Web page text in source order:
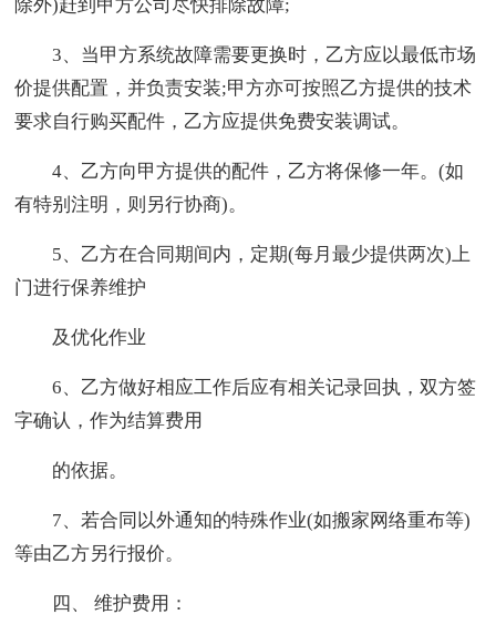
除外)赶到甲方公司尽快排除故障;
3、当甲方系统故障需要更换时，乙方应以最低市场
价提供配置，并负责安装;甲方亦可按照乙方提供的技术
要求自行购买配件，乙方应提供免费安装调试。
4、乙方向甲方提供的配件，乙方将保修一年。(如
有特别注明，则另行协商)。
5、乙方在合同期间内，定期(每月最少提供两次)上
门进行保养维护
及优化作业
6、乙方做好相应工作后应有相关记录回执，双方签
字确认，作为结算费用
的依据。
7、若合同以外通知的特殊作业(如搬家网络重布等)
等由乙方另行报价。
四、 维护费用：